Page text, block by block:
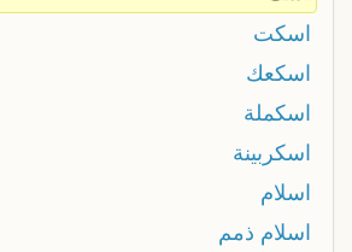
اسكت
اسكعك
اسكملة
اسکربینة
اسلام
اسلام ذمم